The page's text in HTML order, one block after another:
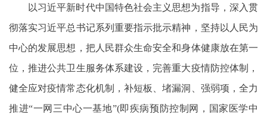
以习近平新时代中国特色社会主义思想为指导，深入贯
彻落实习近平总书记系列重要指示批示精神，坚持以人民为
中心的发展思想，把人民群众生命安全和身体健康放在第一
位，推进公共卫生服务体系建设，完善重大疫情防控体制，
健全应对疫情常态化机制，补短板、堵漏洞、强弱项，全力
推进“一网三中心一基地”(即疾病预防控制网，国家医学中